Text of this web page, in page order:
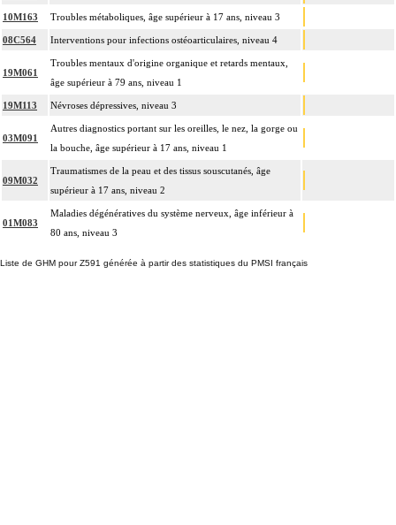
10M163 Troubles métaboliques, âge supérieur à 17 ans, niveau 3
08C564 Interventions pour infections ostéoarticulaires, niveau 4
19M061
Troubles mentaux d'origine organique et retards mentaux,
âge supérieur à 79 ans, niveau 1
19M113 Névroses dépressives, niveau 3
03M091
Autres diagnostics portant sur les oreilles, le nez, la gorge ou
la bouche, âge supérieur à 17 ans, niveau 1
09M032
Traumatismes de la peau et des tissus souscutanés, âge
supérieur à 17 ans, niveau 2
01M083
Maladies dégénératives du système nerveux, âge inférieur à
80 ans, niveau 3
Liste de GHM pour Z591 générée à partir des statistiques du PMSI français